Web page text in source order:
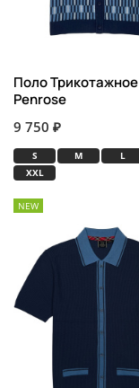
Поло Трикотажное
Penrose
9 750 ₽
S M L
XXL
NEW